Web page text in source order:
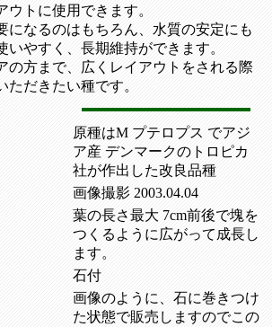
ウトに使用できます。
になるのはもちろん、水質の安定にも
いやすく、長期維持ができます。
の方まで、広くレイアウトをされる際
ただきたい種です。
原種はM プテロプス でアジ
ア産 デンマークのトロピカ
社が作出した改良品種
画像撮影 2003.04.04
葉の長さ最大 7cm前後で塊を
つくるように広がって成長し
ます。
石付
画像のように、石に巻きつけ
た状態で販売しますのでこの